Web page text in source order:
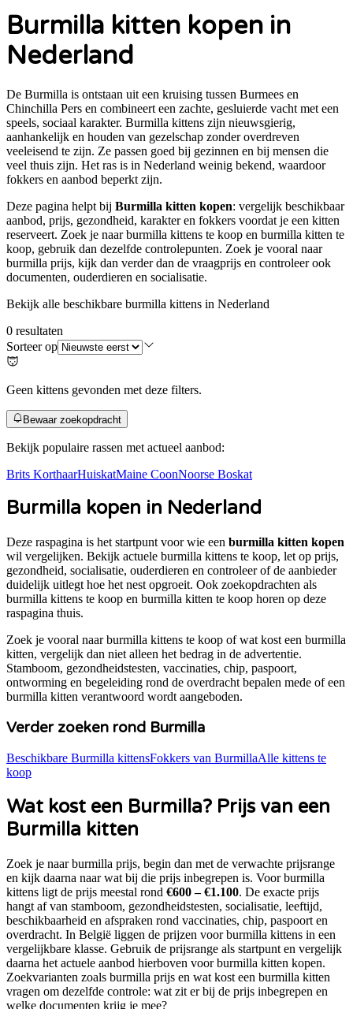
Burmilla kitten kopen in
Nederland
De Burmilla is ontstaan uit een kruising tussen Burmees en
Chinchilla Pers en combineert een zachte, gesluierde vacht met een
speels, sociaal karakter. Burmilla kittens zijn nieuwsgierig,
aanhankelijk en houden van gezelschap zonder overdreven
veeleisend te zijn. Ze passen goed bij gezinnen en bij mensen die
veel thuis zijn. Het ras is in Nederland weinig bekend, waardoor
fokkers en aanbod beperkt zijn.
Deze pagina helpt bij Burmilla kitten kopen: vergelijk beschikbaar
aanbod, prijs, gezondheid, karakter en fokkers voordat je een kitten
reserveert. Zoek je naarburmilla kittens te koop en burmilla kitten te
koop, gebruik dan dezelfde controlepunten. Zoek je vooral naar
burmilla prijs, kijk dan verder dan de vraagprijs en controleer ook
documenten, ouderdieren en socialisatie.
Bekijk alle beschikbare burmilla kittens in Nederland
0 resultaten
Sorteer op
Geen kittens gevonden met deze filters.
Bewaar zoekopdracht
Bekijk populaire rassen met actueel aanbod:
Brits KorthaarHuiskatMaine CoonNoorse Boskat
Burmilla kopen in Nederland
Deze raspagina is het startpunt voor wie een burmilla kitten kopen
wil vergelijken. Bekijk actuele burmilla kittens te koop, let op prijs,
gezondheid, socialisatie, ouderdieren en controleer of de aanbieder
duidelijk uitlegt hoe het nest opgroeit. Ook zoekopdrachten als
burmilla kittens te koop en burmilla kitten te koop horen op deze
raspagina thuis.
Zoek je vooral naar burmilla kittens te koop of wat kost een burmilla
kitten, vergelijk dan niet alleen het bedrag in de advertentie.
Stamboom, gezondheidstesten, vaccinaties, chip, paspoort,
ontworming en begeleiding rond de overdracht bepalen mede of een
burmilla kitten verantwoord wordt aangeboden.
Verder zoeken rond Burmilla
Beschikbare Burmilla kittensFokkers van BurmillaAlle kittens te
koop
Wat kost een Burmilla? Prijs van een
Burmilla kitten
Zoek je naarburmilla prijs, begin dan met de verwachte prijsrange
en kijk daarna naar wat bij die prijs inbegrepen is. Voorburmilla
kittens ligt de prijs meestal rond €600 – €1.100. De exacte prijs
hangt af van stamboom, gezondheidstesten, socialisatie, leeftijd,
beschikbaarheid en afspraken rond vaccinaties, chip, paspoort en
overdracht. In België liggen de prijzen voor burmilla kittens in een
vergelijkbare klasse. Gebruik de prijsrange als startpunt en vergelijk
daarna het actuele aanbod hierboven voor burmilla kitten kopen.
Zoekvarianten zoals burmilla prijs en wat kost een burmilla kitten
vragen om dezelfde controle: wat zit er bij de prijs inbegrepen en
welke documenten krijg je mee?